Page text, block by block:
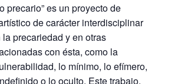
precario” es un proyecto de
de carácter interdisciplinar
precariedad y en otras
con ésta, como la
lo mínimo, lo efímero,
o lo oculto. Este trabajo,